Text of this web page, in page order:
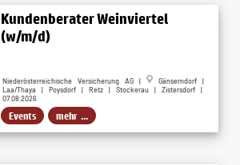
Kundenberater Weinviertel
(w/m/d)
Niederösterreichische Versicherung AG |
Gänserndorf |
Laa/Thaya | Poysdorf | Retz | Stockerau | Zistersdorf |
07.08.2026
Events mehr ...